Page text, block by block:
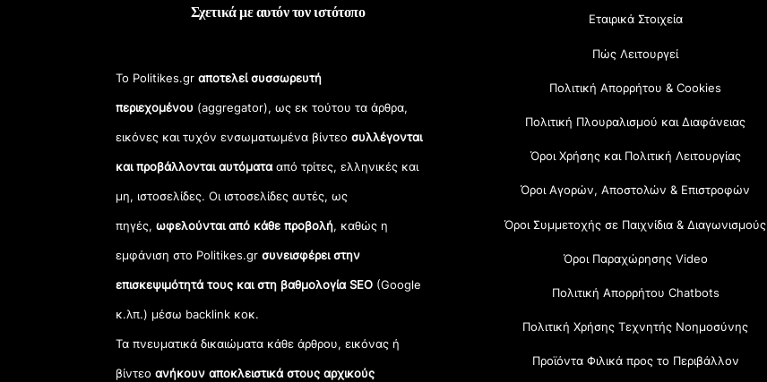
Σχετικά με αυτόν τον ιστότοπο
Το Politikes.grαποτελεί συσσωρευτή
περιεχομένου (aggregator), ως εκ τούτου τα άρθρα,
εικόνες και τυχόν ενσωματωμένα βίντεοσυλλέγονται
και προβάλλονται αυτόματααπό τρίτες, ελληνικές και
μη, ιστοσελίδες. Οι ιστοσελίδες αυτές, ως
πηγές,ωφελούνται από κάθε προβολή, καθώς η
εμφάνιση στο Politikes.gr συνεισφέρει στην
επισκεψιμότητά τους και στη βαθμολογία SEO (Google
κ.λπ.) μέσω backlink κοκ.
Τα πνευματικά δικαιώματα κάθε άρθρου, εικόνας ή
βίντεοανήκουν αποκλειστικά στους αρχικούς
Εταιρικά Στοιχεία
Πώς Λειτουργεί
Πολιτική Απορρήτου & Cookies
Πολιτική Πλουραλισμού και Διαφάνειας
Όροι Χρήσης και Πολιτική Λειτουργίας
Όροι Αγορών, Αποστολών & Επιστροφών
Όροι Συμμετοχής σε Παιχνίδια & Διαγωνισμούς
Όροι Παραχώρησης Video
Πολιτική Απορρήτου Chatbots
Πολιτική Χρήσης Τεχνητής Νοημοσύνης
Προϊόντα Φιλικά προς το Περιβάλλον